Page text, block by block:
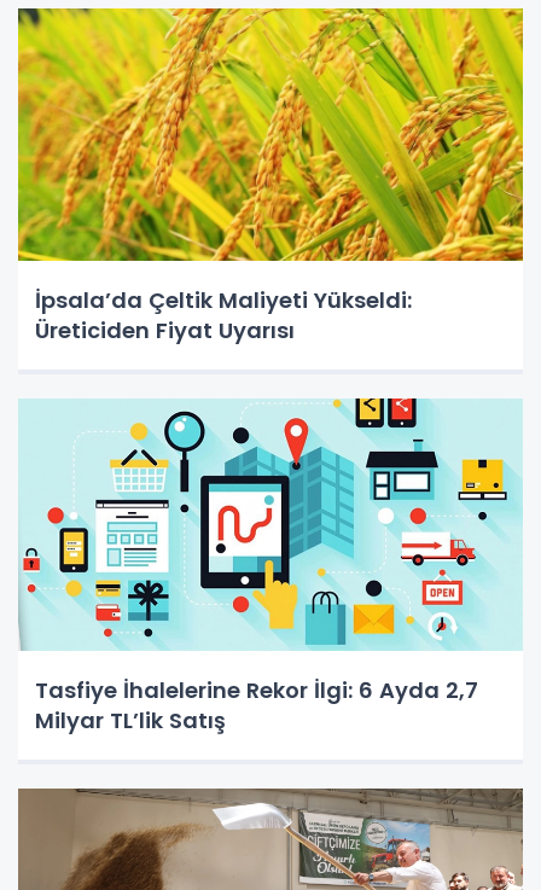
İpsala’da Çeltik Maliyeti Yükseldi:
Üreticiden Fiyat Uyarısı
Tasfiye İhalelerine Rekor İlgi: 6 Ayda 2,7
Milyar TL’lik Satış